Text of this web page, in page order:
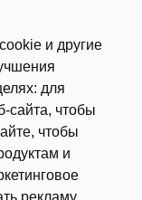
и другие
для
сайта, чтобы
, чтобы
и
рекламу